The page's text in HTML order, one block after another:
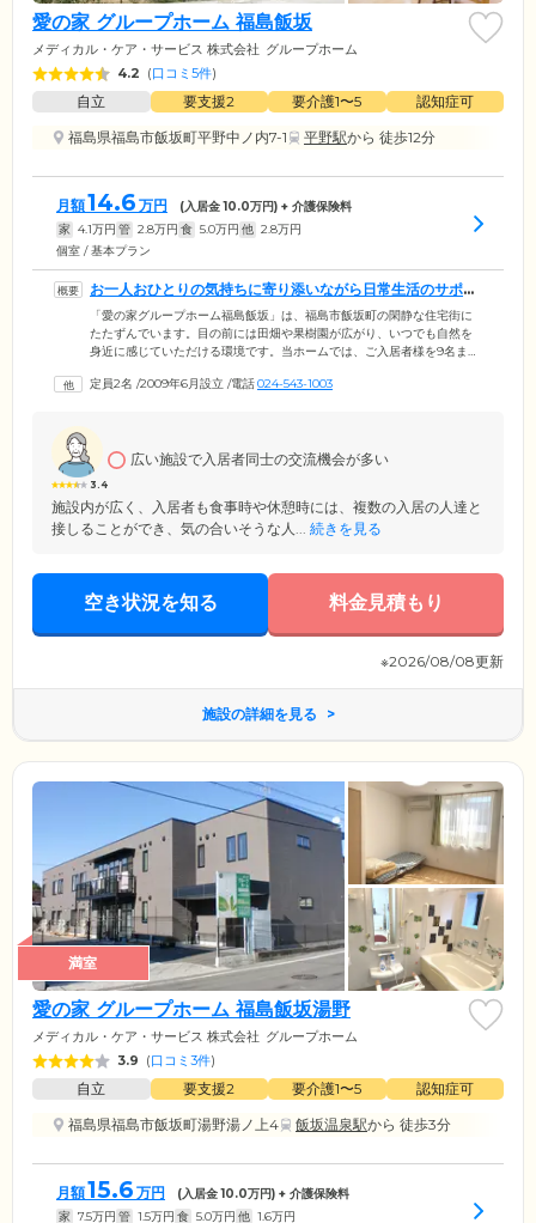
愛の家 グループホーム 福島飯坂
メディカル・ケア・サービス 株式会社 グループホーム
4.2 (口コミ5件)
自立 要支援2 要介護1〜5
認知症可
福島県福島市飯坂町平野中ノ内7-1
平野駅から 徒歩12分
月額14.6 万円 (入居金10.0万円) + 介護保険料
家 4.1万円 管 2.8万円 食 5.0万円 他 2.8万円
個室 / 基本プラン
お一人おひとりの気持ちに寄り添いながら日常生活のサポー
トを行っています
「愛の家グループホーム福島飯坂」は、福島市飯坂町の閑静な住宅街に
たたずんでいます。目の前には田畑や果樹園が広がり、いつでも自然を
身近に感じていただける環境です。当ホームでは、ご入居者様を9名まで
とりに合ったケアが行えるよう「ユニット制」を取り入れています。ま
ださい。「生き生きと楽しく」をモットーに、真心こめた介護ケアをお
届けします。
定員2名 /2009年6月設立 /電話024-543-1003
3.4
広い施設で入居者同士の交流機会が多い
施設内が広く、入居者も食事時や休憩時には、複数の入居の人達と
接しることができ、気の合いそうな人... 続きを見る
空き状況を知る 料金見積もり
※2026/08/08更新
施設の詳細を見る
満室
愛の家 グループホーム 福島飯坂湯野
メディカル・ケア・サービス 株式会社 グループホーム
3.9 (口コミ3件)
自立 要支援2 要介護1〜5
認知症可
福島県福島市飯坂町湯野湯ノ上4
飯坂温泉駅から 徒歩3分
月額15.6 万円 (入居金10.0万円) + 介護保険料
家 7.5万円 管 1.5万円 食 5.0万円 他 1.6万円